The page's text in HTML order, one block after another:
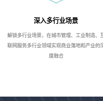
深入多行业场景
解锁多行业场景，在城市管理、工业制造、
联网服务多行业领域实现商业落地和产业的
度融合